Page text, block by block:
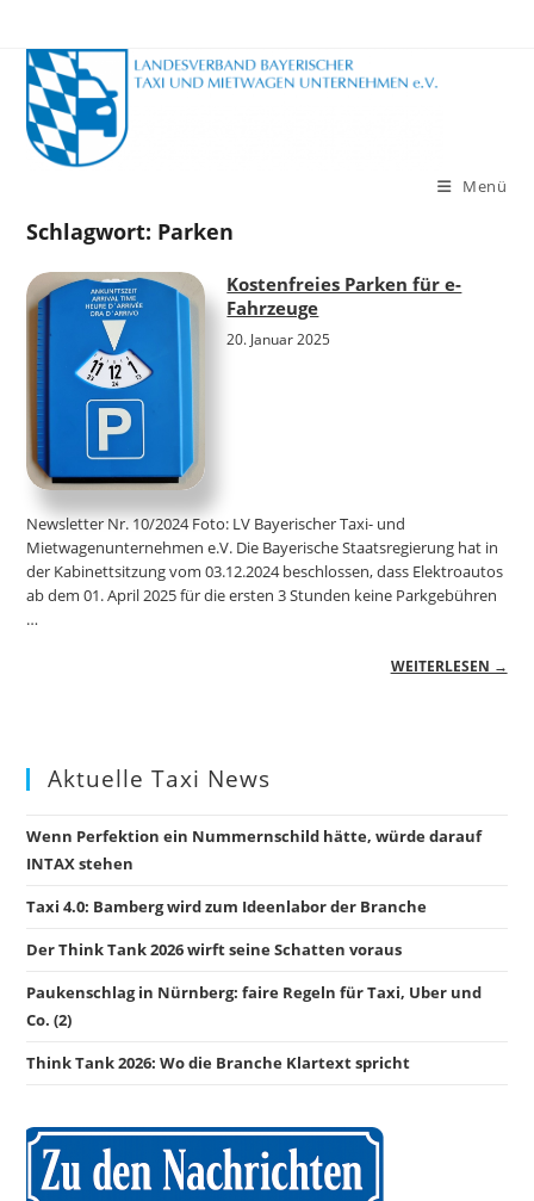
Inhalt
springen
Menü
Schlagwort: Parken
Kostenfreies Parken für e-
Fahrzeuge
20. Januar 2025
Newsletter Nr. 10/2024 Foto: LV Bayerischer Taxi- und
Mietwagenunternehmen e.V. Die Bayerische Staatsregierung hat in
der Kabinettsitzung vom 03.12.2024 beschlossen, dass Elektroautos
ab dem 01. April 2025 für die ersten 3 Stunden keine Parkgebühren
…
WEITERLESEN →
Aktuelle Taxi News
Wenn Perfektion ein Nummernschild hätte, würde darauf
INTAX stehen
Taxi 4.0: Bamberg wird zum Ideenlabor der Branche
Der Think Tank 2026 wirft seine Schatten voraus
Paukenschlag in Nürnberg: faire Regeln für Taxi, Uber und
Co. (2)
Think Tank 2026: Wo die Branche Klartext spricht